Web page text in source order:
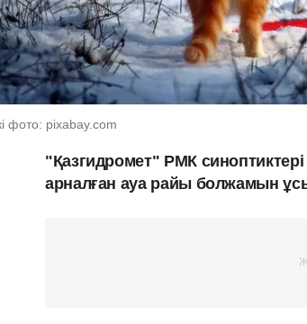
фото: pixabay.com
"Қазгидромет" РМК
арналған ауа райы болжамын